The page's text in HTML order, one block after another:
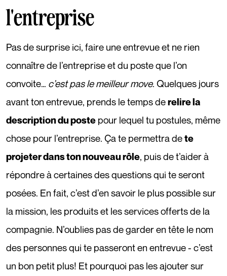
l'entreprise
Pas de surprise ici, faire une entrevue et ne rien
connaître de l’entreprise et du poste que l’on
convoite… c’est pas le meilleur move. Quelques jours
avant ton entrevue, prends le temps derelire la
description du poste pour lequel tu postules, même
chose pour l’entreprise. Ça te permettra dete
projeter dans ton nouveau rôle, puis de t’aider à
répondre à certaines des questions qui te seront
posées. En fait, c’est d’en savoir le plus possible sur
la mission, les produits et les services offerts de la
compagnie. N’oublies pas de garder en tête le nom
des personnes qui te passeront en entrevue - c’est
un bon petit plus! Et pourquoi pas les ajouter sur